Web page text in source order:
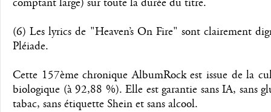
(6) Les lyrics de "Heaven’s On Fire" sont clairement
Pléiade.
Cette 157ème chronique AlbumRock est issue de la
biologique (à 92,88 %). Elle est garantie sans IA, sans
tabac, sans étiquette Shein et sans alcool.